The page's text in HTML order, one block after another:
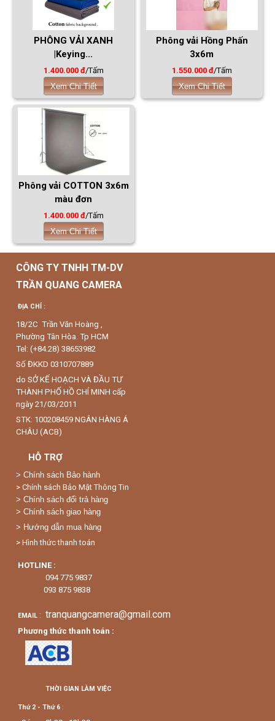
PHÔNG VẢI XANH
|Keying...
1.400.000 đ/Tấm
Xem Chi Tiết
Phông vải Hồng Phấn
3x6m
1.550.000 đ/Tấm
Xem Chi Tiết
Phông vải COTTON 3x6m
màu đơn
1.400.000 đ/Tấm
Xem Chi Tiết
CÔNG TY TNHH TM-DV
TRẦN QUANG CAMERA
ĐỊA CHỈ :
18/2C Trần Văn Hoàng ,
Phường Tân Hòa. Tp HCM
Tel: (+84.28) 38653982
Số ĐKKD 0310707889
do SỞ KẾ HOẠCH VÀ ĐẦU TƯ
THÀNH PHỐ HỒ CHÍ MINH cấp
ngày 21/03/2011
STK: 100208459 NGÂN HÀNG Á
CHÂU (ACB)
HỖ TRỢ
> Chính sách Bảo hành
> Chính sách Bảo Mật Thông Tin
> Chính sách đổi trả hàng
> Chính sách giao hàng
> Hướng dẫn mua hàng
> Hình thức thanh toán
HOTLINE :
094 775 9837
093 875 9838
EMAIL : tranquangcamera@gmail.com
Phương thức thanh toán :
THỜI GIAN LÀM VIỆC
Thứ 2 - Thứ 6 :